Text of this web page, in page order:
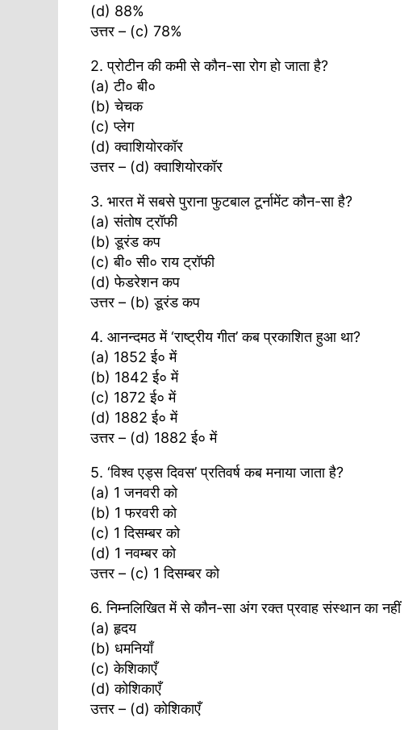
(d) 88%
उत्तर – (c) 78%
2. प्रोटीन की कमी से कौन-सा रोग हो जाता है?
(a) टी० बी०
(b) चेचक
(c) प्लेग
(d) क्वाशियोरकॉर
उत्तर – (d) क्वाशियोरकॉर
3. भारत में सबसे पुराना फुटबाल टूर्नामेंट कौन-सा है?
(a) संतोष ट्रॉफी
(b) डूरंड कप
(c) बी० सी० राय ट्रॉफी
(d) फेडरेशन कप
उत्तर – (b) डूरंड कप
4. आनन्दमठ में ‘राष्ट्रीय गीत’ कब प्रकाशित हुआ था?
(a) 1852 ई० में
(b) 1842 ई० में
(c) 1872 ई० में
(d) 1882 ई० में
उत्तर – (d) 1882 ई० में
5. ‘विश्व एड्स दिवस’ प्रतिवर्ष कब मनाया जाता है?
(a) 1 जनवरी को
(b) 1 फरवरी को
(c) 1 दिसम्बर को
(d) 1 नवम्बर को
उत्तर – (c) 1 दिसम्बर को
6. निम्नलिखित में से कौन-सा अंग रक्त प्रवाह संस्थान का
(a) हृदय
(b) धमनियाँ
(c) केशिकाएँ
(d) कोशिकाएँ
उत्तर – (d) कोशिकाएँ